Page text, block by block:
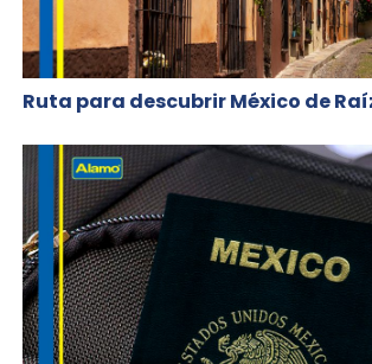
Ruta para descubrir México de